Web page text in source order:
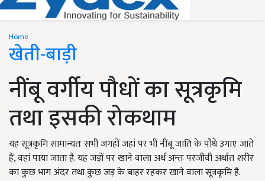
Home
खेती-बाड़ी
नींबू वर्गीय पौधों का सूत्रकृमि
तथा इसकी रोकथाम
यह सूत्रकृमि सामान्यतः सभी जगहों जहां पर भी नींबू जाति के पौधे उगाए जाते
हैं, वहां पाया जाता है. यह जड़ों पर खाने वाला अर्ध अन्तः परजीवी अर्थात शरीर
का कुछ भाग अंदर तथा कुछ जड़ के बाहर रहकर खाने वाला सूत्रकृमि है.